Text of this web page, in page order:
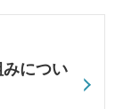
につい